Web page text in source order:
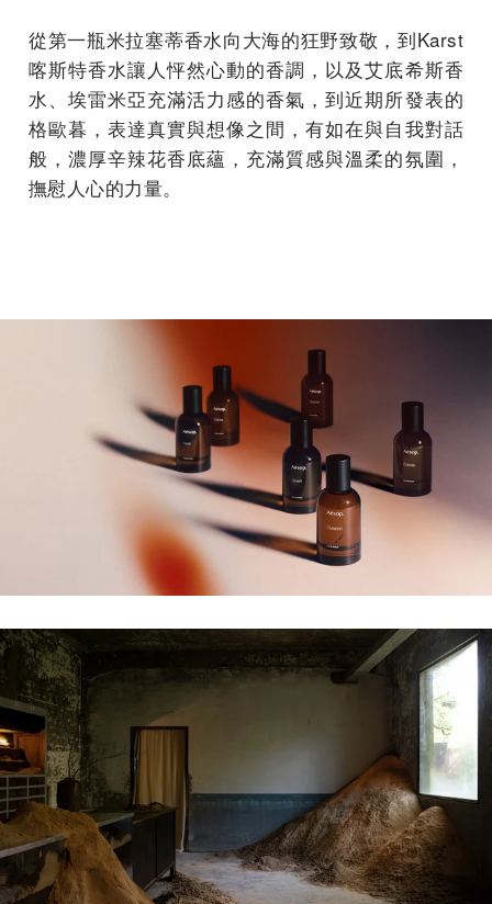
從第一瓶米拉塞蒂香水向大海的狂野致敬，到Karst
喀斯特香水讓人怦然心動的香調，以及艾底希斯香
水、埃雷米亞充滿活力感的香氣，到近期所發表的
格歐暮，表達真實與想像之間，有如在與自我對話
般，濃厚辛辣花香底蘊，充滿質感與溫柔的氛圍，
撫慰人心的力量。